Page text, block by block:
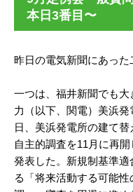
本日3番目〜
昨日の電気新聞にあった
一つは、福井新聞でも
力（以下、関電）美浜
日、美浜発電所の建て
自主的調査を11月に再
発表した。新規制基準
る「将来活動する可能